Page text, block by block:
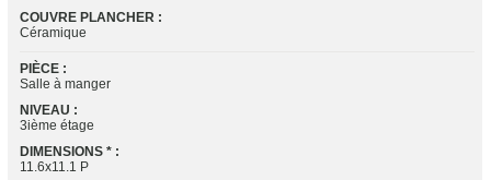
COUVRE PLANCHER :
Céramique
PIÈCE :
Salle à manger
NIVEAU :
3ième étage
DIMENSIONS * :
11.6x11.1 P